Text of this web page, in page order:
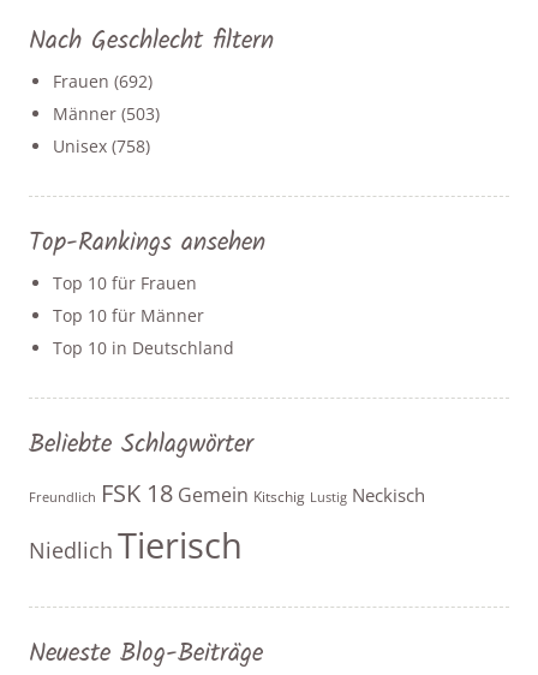
Nach Geschlecht filtern
Frauen (692)
Männer (503)
Unisex (758)
Top-Rankings ansehen
Top 10 für Frauen
Top 10 für Männer
Top 10 in Deutschland
Beliebte Schlagwörter
Freundlich FSK 18 Gemein Kitschig Lustig Neckisch
Niedlich Tierisch
Neueste Blog-Beiträge